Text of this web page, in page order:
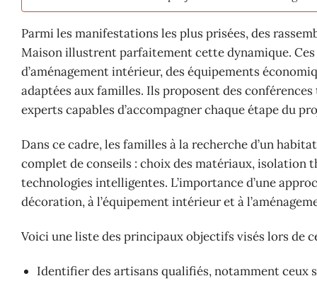
Parmi les manifestations les plus prisées, des
Maison illustrent parfaitement cette dynamique.
d’aménagement intérieur, des équipements
adaptées aux familles. Ils proposent des
experts capables d’accompagner chaque étape du
Dans ce cadre, les familles à la recherche d’un
complet de conseils : choix des matériaux,
technologies intelligentes. L’importance d’une
décoration, à l’équipement intérieur et à
Voici une liste des principaux objectifs visés lors de
Identifier des artisans qualifiés, notamment ceux